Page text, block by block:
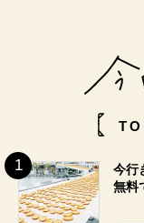
今行
無料